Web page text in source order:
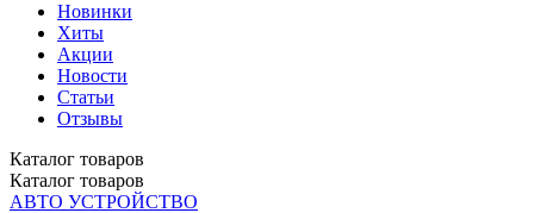
Новинки
Хиты
Акции
Новости
Статьи
Отзывы
Каталог товаров
Каталог товаров
АВТО УСТРОЙСТВО